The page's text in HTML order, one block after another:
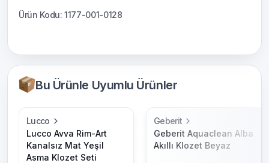
Bu Ürünle Uyumlu Ürünler
Lucco
Lucco Avva Rim-Art
Kanalsız Mat Yeşil
Asma Klozet Seti
Geberit
Geberit Aquaclean Alba
Akıllı Klozet Beyaz
Ürün Kodu: 1177-001-0128